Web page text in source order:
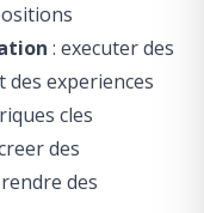
: executer des
experiences
cles
des
des